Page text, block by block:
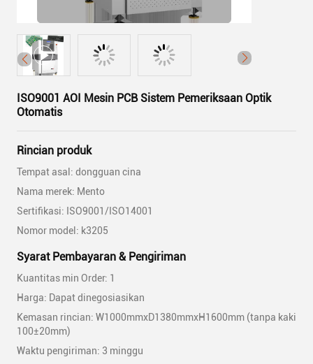
ISO9001 AOI Mesin PCB Sistem Pemeriksaan Optik
Otomatis
Rincian produk
Tempat asal: dongguan cina
Nama merek: Mento
Sertifikasi: ISO9001/ISO14001
Nomor model: k3205
Syarat Pembayaran & Pengiriman
Kuantitas min Order: 1
Harga: Dapat dinegosiasikan
Kemasan rincian: W1000mmxD1380mmxH1600mm (tanpa kaki
100±20mm)
Waktu pengiriman: 3 minggu